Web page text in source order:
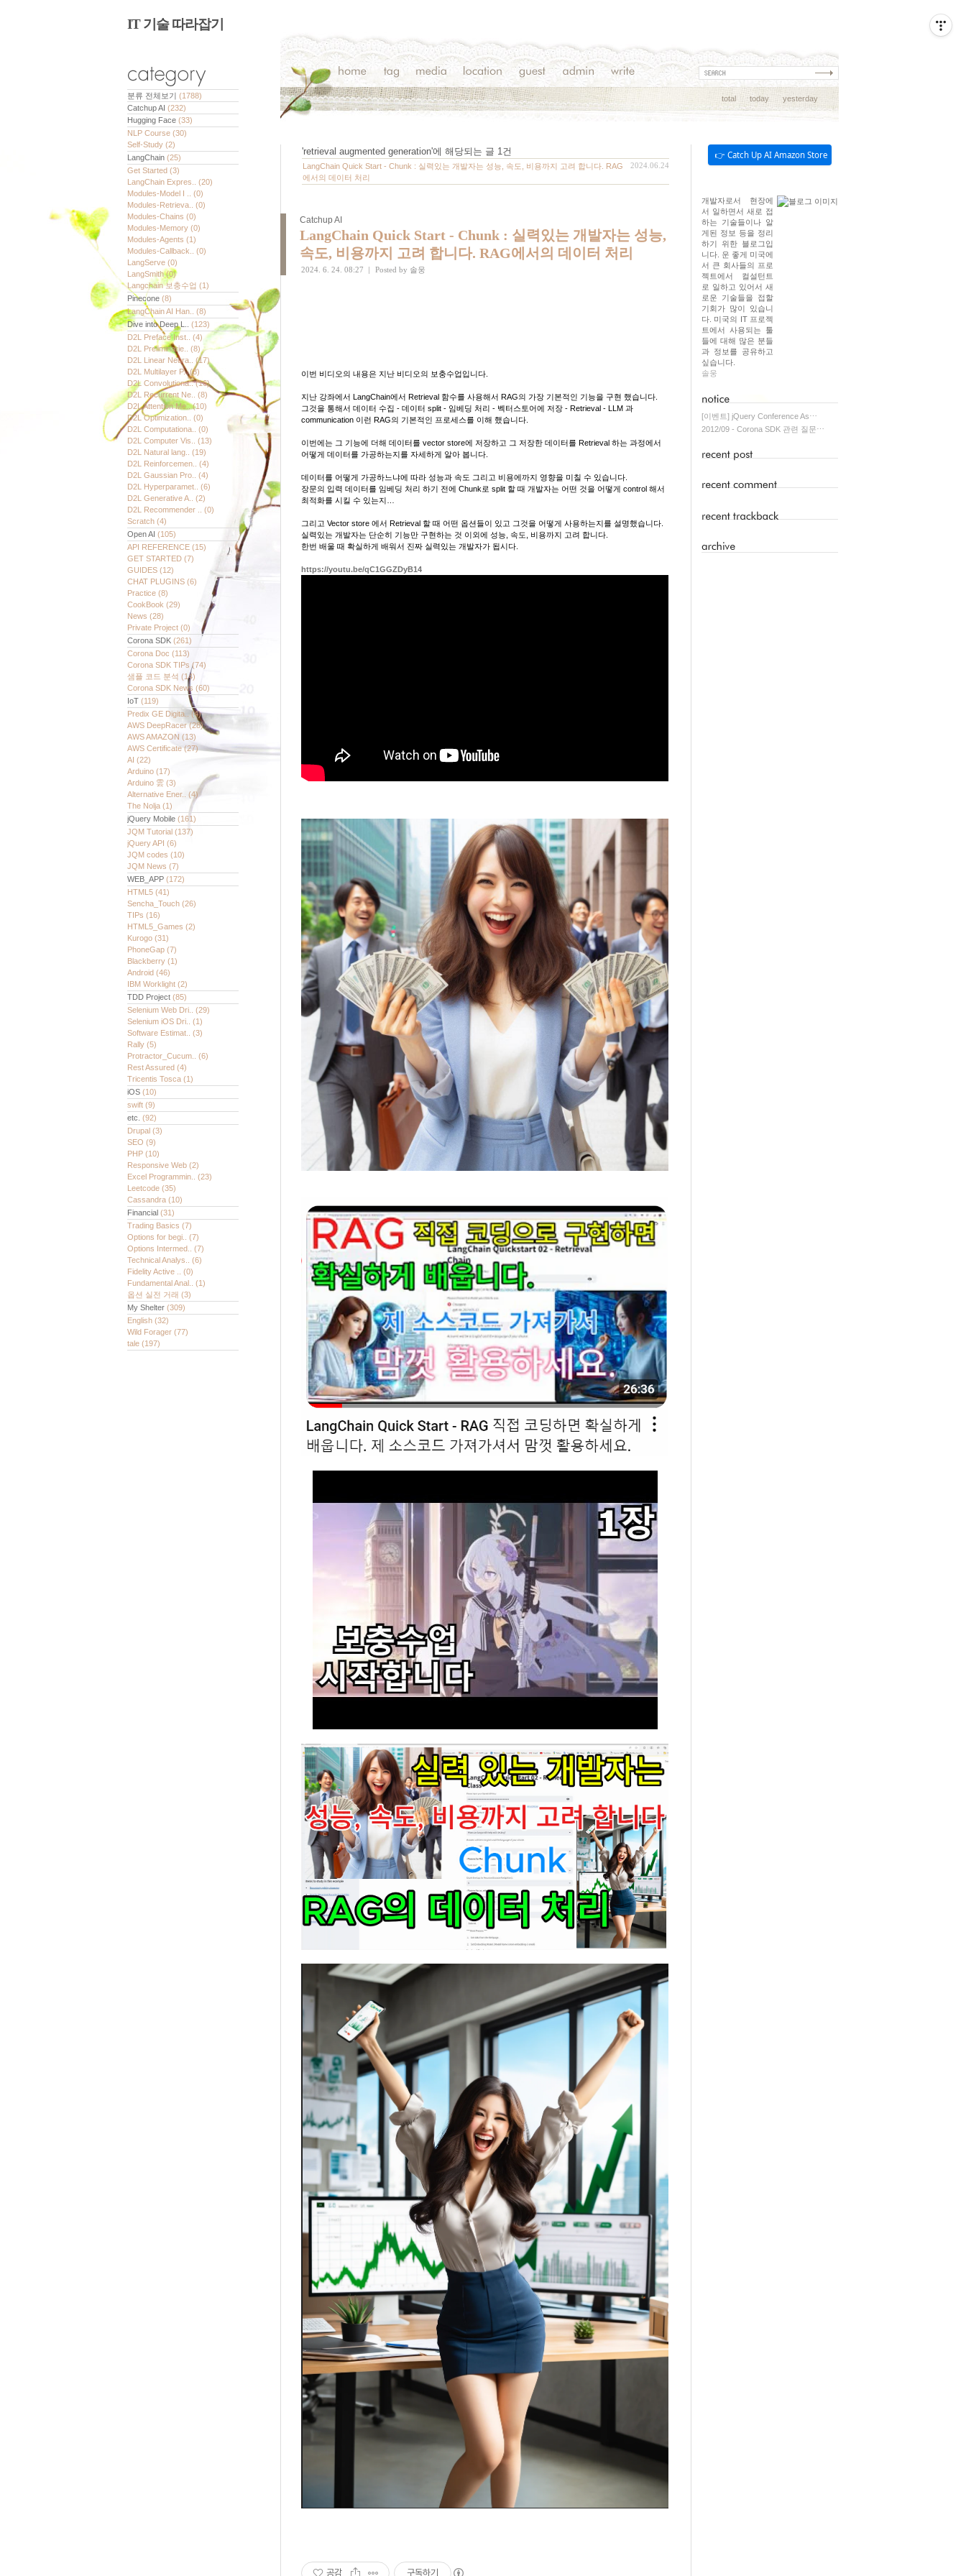
IT 기술 따라잡기
total today yesterday
👉 Catch Up AI Amazon Store
개발자로서 현장에
서 일하면서 새로 접
하는 기술들이나 알
게된 정보 등을 정리
하기 위한 블로그입
니다. 운 좋게 미국에
서 큰 회사들의 프로
젝트에서 컬설턴트
로 일하고 있어서 새
로운 기술들을 접할
기회가 많이 있습니
다. 미국의 IT 프로젝
트에서 사용되는 툴
들에 대해 많은 분들
과 정보를 공유하고
싶습니다.
솔웅
[이벤트] jQuery Conference As⋯
2012/09 - Corona SDK 관련 질문⋯
분류 전체보기 (1788)
Catchup AI (232)
Hugging Face (33)
NLP Course (30)
Self-Study (2)
LangChain (25)
Get Started (3)
LangChain Expres.. (20)
Modules-Model I .. (0)
Modules-Retrieva.. (0)
Modules-Chains (0)
Modules-Memory (0)
Modules-Agents (1)
Modules-Callback.. (0)
LangServe (0)
LangSmith(0)
Langchain 보충수업 (1)
Pinecone (8)
LangChain AI Han.. (8)
Dive into Deep L.. (123)
D2L Preface Inst.. (4)
D2L Preliminarie.. (8)
D2L Linear Neura.. (17)
D2L Multilayer P..(8)
D2L Convolutiona..(16)
D2L Recurrent Ne.. (8)
D2L Attention Me..(10)
D2L Optimization.. (0)
D2L Computationa.. (0)
D2L Computer Vis.. (13)
D2L Natural lang.. (19)
D2L Reinforcemen.. (4)
D2L Gaussian Pro.. (4)
D2L Hyperparamet.. (6)
D2L Generative A.. (2)
D2L Recommender .. (0)
Scratch (4)
Open AI (105)
API REFERENCE (15)
GET STARTED (7)
GUIDES (12)
CHAT PLUGINS (6)
Practice (8)
CookBook (29)
News (28)
Private Project (0)
Corona SDK (261)
Corona Doc (113)
Corona SDK TIPs (74)
샘플 코드 분석 (14)
Corona SDK News (60)
IoT (119)
Predix GE Digita.. (4)
AWS DeepRacer(28)
AWS AMAZON (13)
AWS Certificate(27)
AI (22)
Arduino (17)
Arduino 雲 (3)
Alternative Ener.. (4)
The Nolja (1)
jQuery Mobile (161)
JQM Tutorial (137)
jQuery API (6)
JQM codes (10)
JQM News (7)
WEB_APP (172)
HTML5 (41)
Sencha_Touch (26)
TIPs (16)
HTML5_Games (2)
Kurogo (31)
PhoneGap (7)
Blackberry (1)
Android (46)
IBM Worklight (2)
TDD Project (85)
Selenium Web Dri.. (29)
Selenium iOS Dri.. (1)
Software Estimat.. (3)
Rally (5)
Protractor_Cucum.. (6)
Rest Assured (4)
Tricentis Tosca (1)
iOS (10)
swift (9)
etc. (92)
Drupal (3)
SEO (9)
PHP (10)
Responsive Web (2)
Excel Programmin.. (23)
Leetcode (35)
Cassandra (10)
Financial (31)
Trading Basics (7)
Options for begi.. (7)
Options Intermed.. (7)
Technical Analys.. (6)
Fidelity Active .. (0)
Fundamental Anal.. (1)
옵션 실전 거래 (3)
My Shelter (309)
English (32)
Wild Forager (77)
tale (197)
'retrieval augmented generation'에 해당되는 글 1건
2024.06.24
LangChain Quick Start - Chunk : 실력있는 개발자는 성능, 속도, 비용까지 고려 합니다. RAG
에서의 데이터 처리
Catchup AI
LangChain Quick Start - Chunk : 실력있는 개발자는 성능,
속도, 비용까지 고려 합니다. RAG에서의 데이터 처리
2024. 6. 24. 08:27 | Posted by 솔웅
이번 비디오의 내용은 지난 비디오의 보충수업입니다.
지난 강좌에서 LangChain에서 Retrieval 함수를 사용해서 RAG의 가장 기본적인 기능을 구현 했습니다.
그것을 통해서 데이터 수집 - 데이터 split - 임베딩 처리 - 벡터스토어에 저장 - Retrieval - LLM 과
communication 이런 RAG의 기본적인 프로세스를 이해 했습니다.
이번에는 그 기능에 더해 데이터를 vector store에 저장하고 그 저장한 데이터를 Retrieval 하는 과정에서
어떻게 데이터를 가공하는지를 자세하게 알아 봅니다.
데이터를 어떻게 가공하느냐에 따라 성능과 속도 그리고 비용에까지 영향을 미칠 수 있습니다.
장문의 입력 데이터를 임베딩 처리 하기 전에 Chunk로 split 할 때 개발자는 어떤 것을 어떻게 control 해서
최적화를 시킬 수 있는지…
그리고 Vector store 에서 Retrieval 할 때 어떤 옵션들이 있고 그것을 어떻게 사용하는지를 설명했습니다.
실력있는 개발자는 단순히 기능만 구현하는 것 이외에 성능, 속도, 비용까지 고려 합니다.
한번 배울 때 확실하게 배워서 진짜 실력있는 개발자가 됩시다.
https://youtu.be/qC1GGZDyB14
공감 구독하기